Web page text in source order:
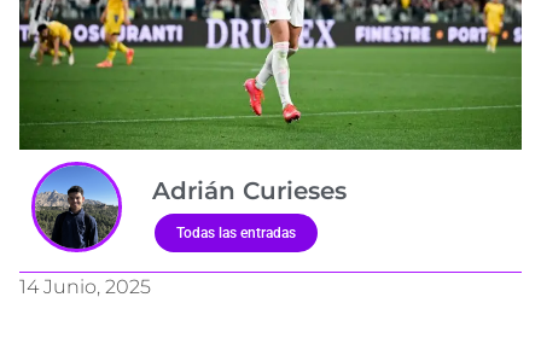
Adrián Curieses
Todas las entradas
14 Junio, 2025